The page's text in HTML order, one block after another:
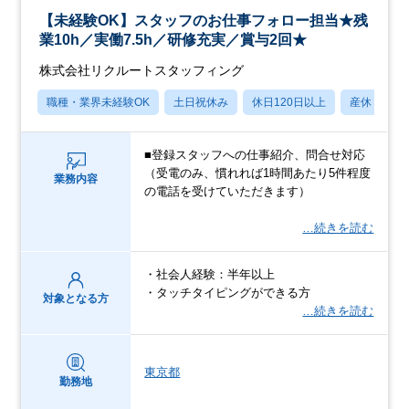
【未経験OK】スタッフのお仕事フォロー担当★残
業10h／実働7.5h／研修充実／賞与2回★
株式会社リクルートスタッフィング
職種・業界未経験OK 土日祝休み 休日120日以上 産休・育休
業務内容
■登録スタッフへの仕事紹介、問合せ対応
（受電のみ、慣れれば1時間あたり5件程度
の電話を受けていただきます）
…続きを読む
対象となる方
・社会人経験：半年以上
・タッチタイピングができる方
…続きを読む
勤務地
東京都